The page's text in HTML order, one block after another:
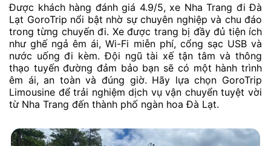
Được khách hàng đánh giá 4.9/5, xe Nha Trang đi Đà
Lạt GoroTrip nổi bật nhờ sự chuyên nghiệp và chu đáo
trong từng chuyến đi. Xe được trang bị đầy đủ tiện ích
như ghế ngả êm ái, Wi-Fi miễn phí, cổng sạc USB và
nước uống đi kèm. Đội ngũ tài xế tận tâm và thông
thạo tuyến đường đảm bảo bạn sẽ có một hành trình
êm ái, an toàn và đúng giờ. Hãy lựa chọn GoroTrip
Limousine để trải nghiệm dịch vụ vận chuyển tuyệt vời
từ Nha Trang đến thành phố ngàn hoa Đà Lạt.